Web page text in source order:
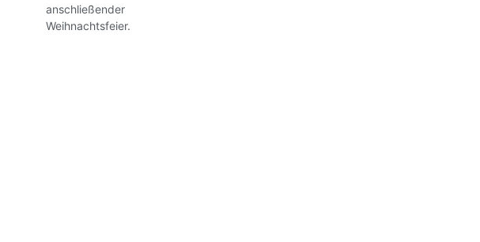
anschließender
Weihnachtsfeier.